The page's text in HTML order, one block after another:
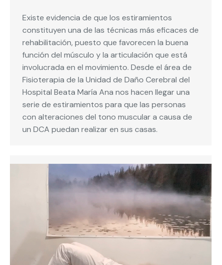
Existe evidencia de que los estiramientos
constituyen una de las técnicas más eficaces de
rehabilitación, puesto que favorecen la buena
función del músculo y la articulación que está
involucrada en el movimiento. Desde el área de
Fisioterapia de la Unidad de Daño Cerebral del
Hospital Beata María Ana nos hacen llegar una
serie de estiramientos para que las personas
con alteraciones del tono muscular a causa de
un DCA puedan realizar en sus casas.